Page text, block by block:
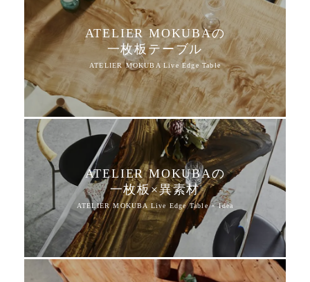
ATELIER MOKUBAの
一枚板テーブル
ATELIER MOKUBAの
一枚板×異素材